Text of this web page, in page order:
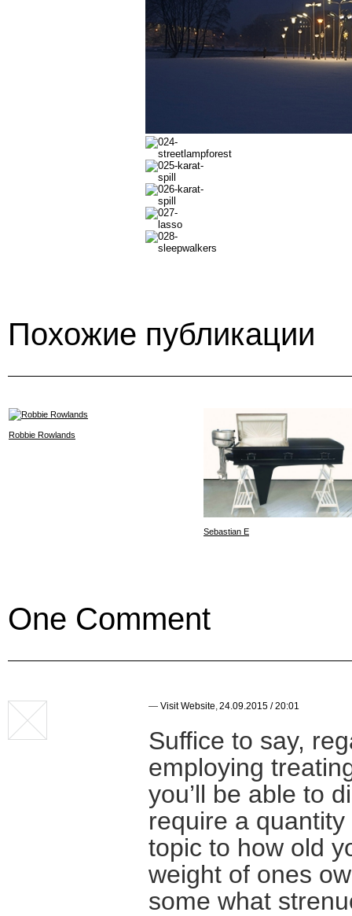
Похожие публикации
Robbie Rowlands
Sebastian E
One Comment
— Visit Website 24.09.2015 / 20:01
Suffice to say,
employing
you’ll be able to
require a
topic to how old
weight of ones
some what